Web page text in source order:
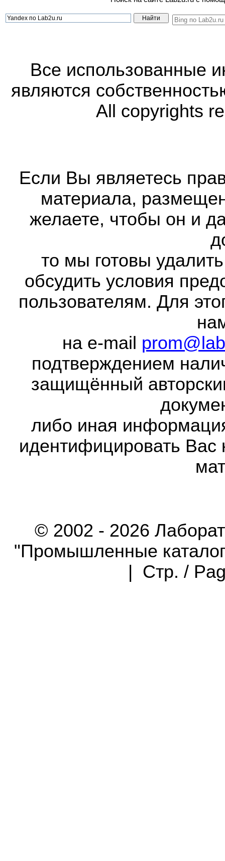
Все использованные
являются
All copyrights
Если Вы являетесь
материала,
желаете, чтобы он и
то мы готовы
обсудить условия
пользователям. Для
на e-mail
подтверждением
защищённый
либо иная
идентифицировать Вас
© 2002 - 2026
"Промышленные
| Стр. /